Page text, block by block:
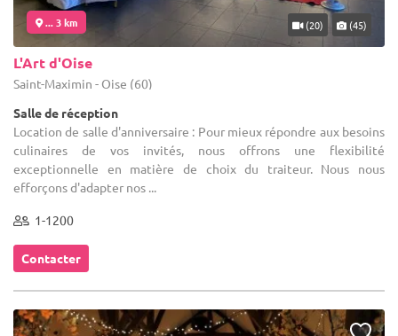
... 3 km (20) (45)
L'Art d'Oise
Saint-Maximin - Oise (60)
Salle de réception
Location de salle d'anniversaire : Pour mieux répondre aux besoins
culinaires de vos invités, nous offrons une flexibilité
exceptionnelle en matière de choix du traiteur. Nous nous
efforçons d'adapter nos ...
1-1200
Contacter